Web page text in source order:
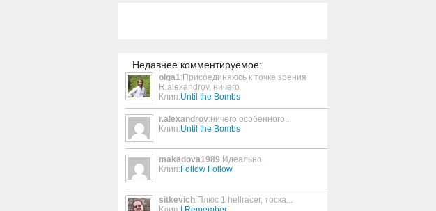
Father Son Picnic
1:54
AM Tilts
5:30
Common Enemy
3:56
Недавнее комментируемое:
olga1:Присоединяюсь к точке зрения
R.alexandrov, ничего
Клип:Until the Bombs
r.alexandrov:ничего особенного..
Клип:Until the Bombs
makadova1989:Идеально.
Клип: Follow Follow
sitkevich:Плюс 1 hellracer, тоска...